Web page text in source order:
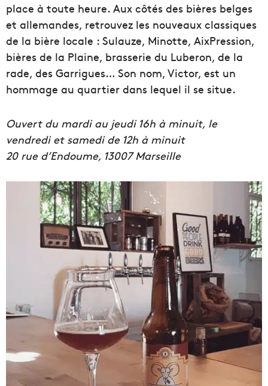
place à toute heure. Aux côtés des bières belges
et allemandes, retrouvez les nouveaux classiques
de la bière locale : Sulauze, Minotte, AixPression,
bières de la Plaine, brasserie du Luberon, de la
rade, des Garrigues… Son nom, Victor, est un
hommage au quartier dans lequel il se situe.
Ouvert du mardi au jeudi 16h à minuit, le
vendredi et samedi de 12h à minuit
20 rue d’Endoume, 13007 Marseille